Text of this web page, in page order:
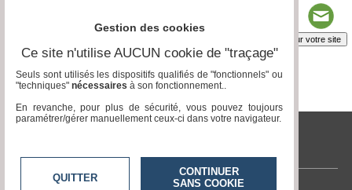
Insérez sur votre site
tvlocale.fr
Gestion des cookies
Ce site n'utilise AUCUN cookie de "traçage"
Seuls sont utilisés les dispositifs qualifiés de "fonctionnels" ou
"techniques" nécessaires à son fonctionnement..
En revanche, pour plus de sécurité, vous pouvez toujours
paramétrer/gérer manuellement ceux-ci dans votre navigateur.
QUITTER
CONTINUER
SANS COOKIE